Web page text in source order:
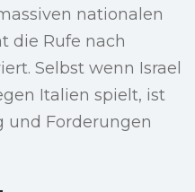
nationalen
die Rufe nach
Selbst wenn Israel
Italien spielt, ist
und Forderungen